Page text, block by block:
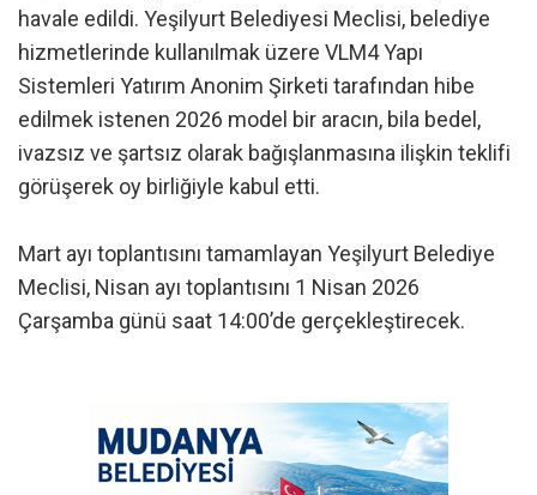
havale edildi. Yeşilyurt Belediyesi Meclisi, belediye
hizmetlerinde kullanılmak üzere VLM4 Yapı
Sistemleri Yatırım Anonim Şirketi tarafından hibe
edilmek istenen 2026 model bir aracın, bila bedel,
ivazsız ve şartsız olarak bağışlanmasına ilişkin teklifi
görüşerek oy birliğiyle kabul etti.
Mart ayı toplantısını tamamlayan Yeşilyurt Belediye
Meclisi, Nisan ayı toplantısını 1 Nisan 2026
Çarşamba günü saat 14:00’de gerçekleştirecek.